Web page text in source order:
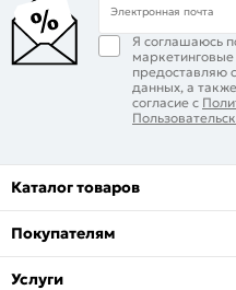
Электронная почта
Я соглашаюсь
предоставляю
данных, а
согласие с
Каталог товаров
Покупателям
Услуги